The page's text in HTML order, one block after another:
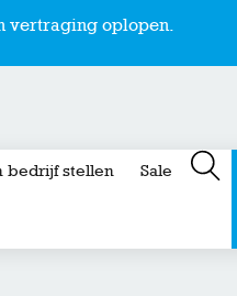
vertraging oplopen.
bedrijf stellen Sale